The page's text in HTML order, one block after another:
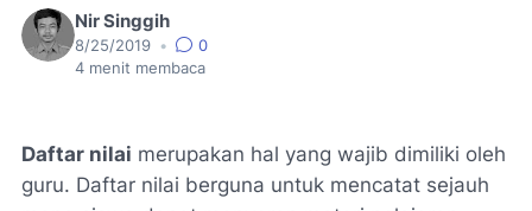
Nir Singgih
8/25/2019 •
0
4 menit membaca
Daftar nilai merupakan hal yang wajib dimiliki oleh
guru. Daftar nilai berguna untuk mencatat sejauh